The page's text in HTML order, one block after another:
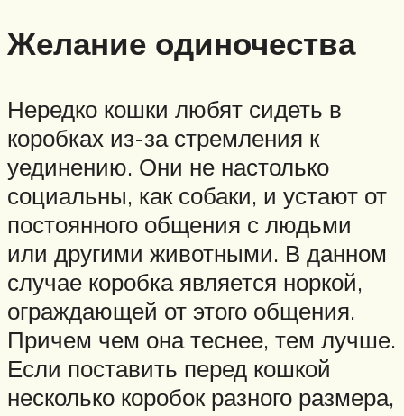
Желание одиночества
Нередко кошки любят сидеть в
коробках из-за стремления к
уединению. Они не настолько
социальны, как собаки, и устают от
постоянного общения с людьми
или другими животными. В данном
случае коробка является норкой,
ограждающей от этого общения.
Причем чем она теснее, тем лучше.
Если поставить перед кошкой
несколько коробок разного размера,